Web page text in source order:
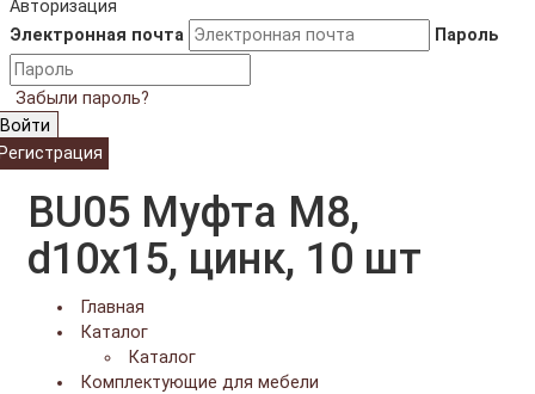
Авторизация
Электронная почта
Пароль
Забыли пароль?
Войти
BU05 Муфта М8,
d10x15, цинк, 10 шт
Главная
Каталог
Каталог
Комплектующие для мебели